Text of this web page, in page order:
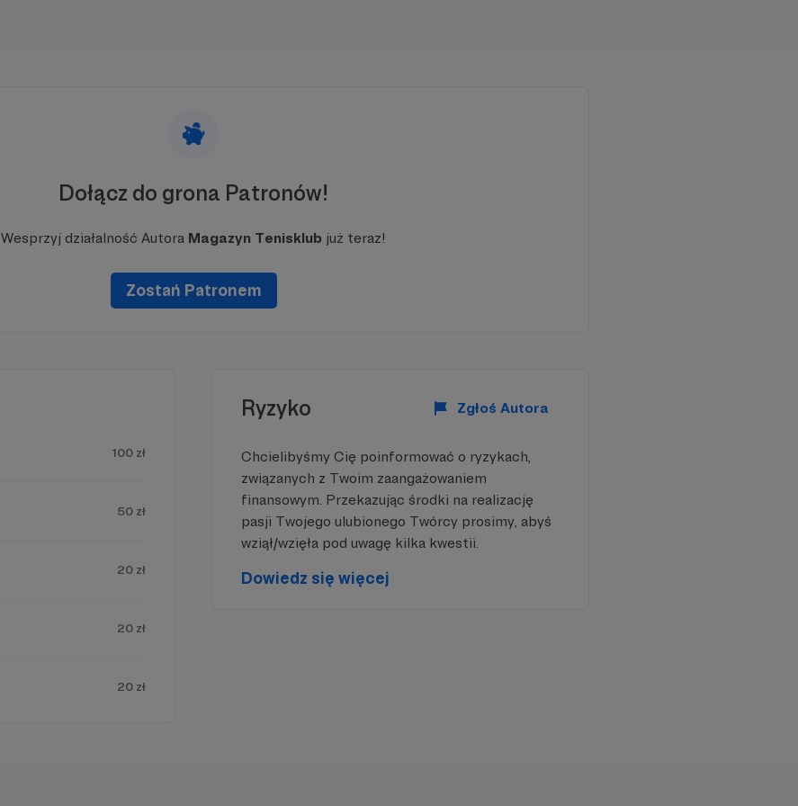
Dołącz do grona Patronów!
Wesprzyj działalność Autora Magazyn Tenisklub już teraz!
Zostań Patronem
100 zł
50 zł
20 zł
20 zł
20 zł
Ryzyko Zgłoś Autora
Chcielibyśmy Cię poinformować o ryzykach,
związanych z Twoim zaangażowaniem
finansowym. Przekazując środki na realizację
pasji Twojego ulubionego Twórcy prosimy, abyś
wziął/wzięła pod uwagę kilka kwestii.
Dowiedz się więcej